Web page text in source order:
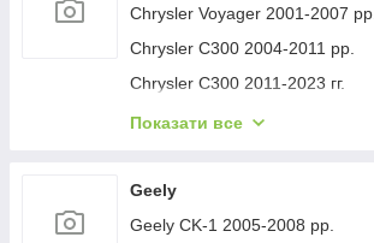
Buick Enclave 2007-2012 рр.
Chrysler Voyager 2001-2007 рр.
Chrysler C300 2004-2011 рр.
Chrysler C300 2011-2023 гг.
Chrysler Voyager 1996-2001 рр.
Chrysler 200 II 2014-2017 рр.
Показати все
Geely
Geely CK-1 2005-2008 рр.